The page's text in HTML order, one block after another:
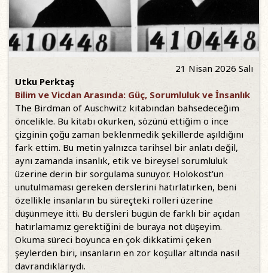
21 Nisan 2026 Salı
Utku Perktaş
Bilim ve Vicdan Arasında: Güç, Sorumluluk ve İnsanlık
The Birdman of Auschwitz kitabından bahsedeceğim
öncelikle. Bu kitabı okurken, sözünü ettiğim o ince
çizginin çoğu zaman beklenmedik şekillerde aşıldığını
fark ettim. Bu metin yalnızca tarihsel bir anlatı değil,
aynı zamanda insanlık, etik ve bireysel sorumluluk
üzerine derin bir sorgulama sunuyor. Holokost’un
unutulmaması gereken derslerini hatırlatırken, beni
özellikle insanların bu süreçteki rolleri üzerine
düşünmeye itti. Bu dersleri bugün de farklı bir açıdan
hatırlamamız gerektiğini de buraya not düşeyim.
Okuma süreci boyunca en çok dikkatimi çeken
şeylerden biri, insanların en zor koşullar altında nasıl
davrandıklarıydı.